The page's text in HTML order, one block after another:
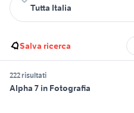
Salva ricerca
222 risultati
Alpha 7 in Fotografia